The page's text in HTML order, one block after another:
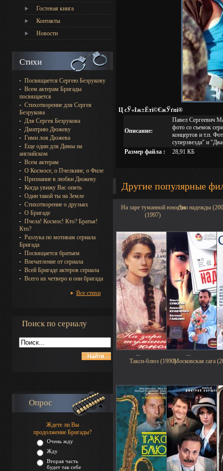
Гостевая книга
Контакты
Новости
Стихи
Посвящается Сергею Безрукову
Всем актерам Бригады
посвящается
Стихотворение для Сергея
Безрукова
Для Сергея Безрукова
Дмитрию Дюжеву
Гимн лоя Дюжева
Еще один для Димы на
английском
Всем актерам
О Космосе, о Пчелкине, о Филе
Признание в любви Дюжеву
Когда увижу Вас опять
Один такой ты на Земле
Стихотворение о друзьях
О Бригаде
Пчела! Космос! Кто? Братья!
Кто?
Разлука по мотивам сериала
Бригада
Посвящается братьям
Впечатление от сериала
Всей Бригаде актеров сериала
Всего их четверо и они бригада
Все стихи
Поиск по сериалу
Опрос
Ждете ли Вы
продолжение Бригады?
Очень жду
Жду
Вторая часть
будет так себе
Ц сЎ«Іж±Ёті©ЄжЎґпі®
Описание:
Павел Сергеевич
фото со съемок
концертов и т.п.
суперзвезда" и
Размер файла :
28,91 КБ
Другие популярные
На заре туманной юности
(1997)
Дни надежды
Такси-блюз (1990)Московская сага